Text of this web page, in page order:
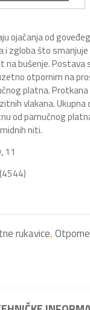
ojačanja od
i zgloba što
na bušenje. Postava
otpornim na
platna.
vlakana. Ukupna
od pamučnog
niti.
11
rukavice,